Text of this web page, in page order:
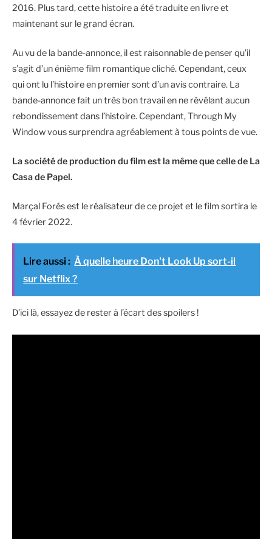
2016. Plus tard, cette histoire a été traduite en livre et
maintenant sur le grand écran.
Au vu de la bande-annonce, il est raisonnable de penser qu’il
s’agit d’un énième film romantique cliché. Cependant, ceux
qui ont lu l’histoire en premier sont d’un avis contraire. La
bande-annonce fait un très bon travail en ne révélant aucun
rebondissement dans l’histoire. Cependant, Through My
Window vous surprendra agréablement à tous points de vue.
La société de production du film est la même que celle de La
Casa de Papel.
Marçal Forés est le réalisateur de ce projet et le film sortira le
4 février 2022.
Lire aussi : À quelle heure Don't Look Up sort-il
sur Netflix ?
D’ici là, essayez de rester à l’écart des spoilers !